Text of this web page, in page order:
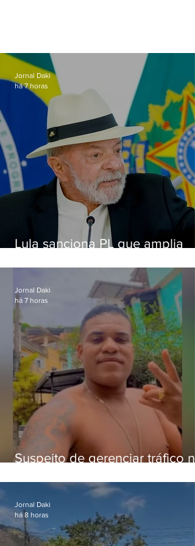
Lula sanciona PL que amplia
crianças
Jornal Daki
há 7 horas
Suspeito de gerenciar tráfico na
foragido
Jornal Daki
há 7 horas
Jornal Daki
há 8 horas